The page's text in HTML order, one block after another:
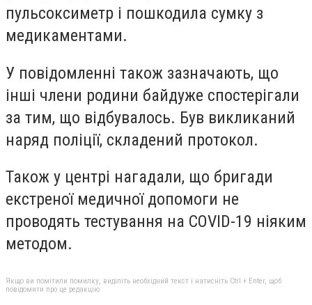
пульсоксиметр і пошкодила сумку з
медикаментами.
У повідомленні також зазначають, що
інші члени родини байдуже спостерігали
за тим, що відбувалось. Був викликаний
наряд поліції, складений протокол.
Також у центрі нагадали, що бригади
екстреної медичної допомоги не
проводять тестування на COVID-19 ніяким
методом.
Якщо ви помітили помилку, виділіть необхідний текст і натисніть Ctrl + Enter, щоб
повідомити про це редакцію